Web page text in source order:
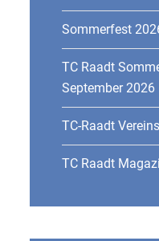
Sommerfest
TC Raadt
September 2026
TC-Raadt
TC Raadt